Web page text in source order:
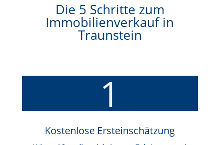
Die 5 Schritte zum
Immobilienverkauf in
Traunstein
1
Kostenlose Ersteinschätzung